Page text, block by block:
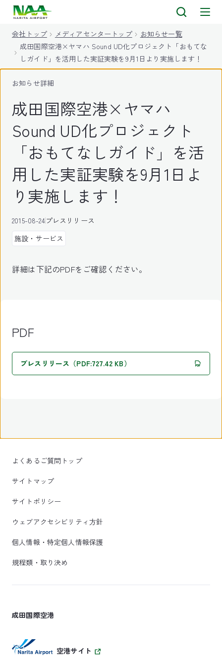
会社トップ メディアセンタートップ
お知らせ一覧
成田国際空港×ヤマハ Sound UD化プロジェクト「おもてな
しガイド」を活用した実証実験を9月1日より実施します！
お知らせ詳細
成田国際空港×ヤマハ
Sound UD化プロジェクト
「おもてなしガイド」を活
用した実証実験を9月1日よ
り実施します！
2015-08-24プレスリリース
施設・サービス
詳細は下記のPDFをご確認ください。
PDF
プレスリリース（PDF:727.42 KB）
よくあるご質問トップ
サイトマップ
サイトポリシー
ウェブアクセシビリティ方針
個人情報・特定個人情報保護
規程類・取り決め
成田国際空港
空港サイト